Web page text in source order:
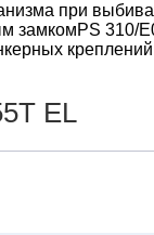
при
замкомPS 310/
EL